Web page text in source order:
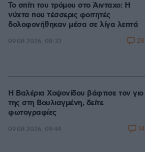
Το σπίτι του τρόμου στο Άινταχο: Η
νύχτα που τέσσερις φοιτητές
δολοφονήθηκαν μέσα σε λίγα λεπτά
09.08.2026, 08:33 28
Η Βαλέρια Χοψονίδου βάφτισε τον γιο
της στη Βουλιαγμένη, δείτε
φωτογραφίες
09.08.2026, 09:44 14